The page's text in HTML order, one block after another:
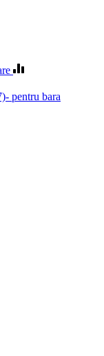
pentru bara